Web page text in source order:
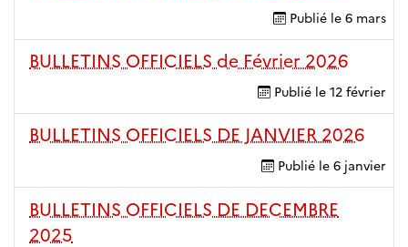
Publié le 6 mars
BULLETINS OFFICIELS de Février 2026
Publié le 12 février
BULLETINS OFFICIELS DE JANVIER 2026
Publié le 6 janvier
BULLETINS OFFICIELS DE DECEMBRE
2025